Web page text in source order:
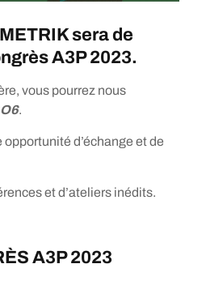
sera de
A3P 2023.
vous pourrez nous
.
d’échange et de
et d’ateliers inédits.
A3P 2023